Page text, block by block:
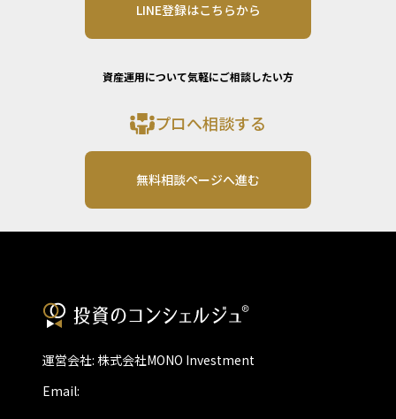
LINE登録はこちらから
資産運用について気軽にご相談したい方
プロへ相談する
無料相談ページへ進む
運営会社: 株式会社MONO Investment
Email: